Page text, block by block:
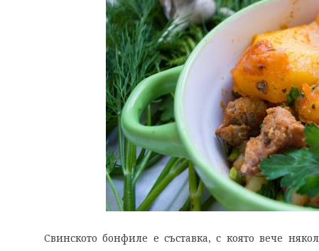
Свинското бонфиле е съставка, с която вече